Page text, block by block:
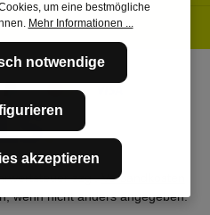
zzgl.Versandkosten
wenn nicht anders angegeben.
um eine bestmögliche
Mehr Informationen ...
notwendige
akzeptieren